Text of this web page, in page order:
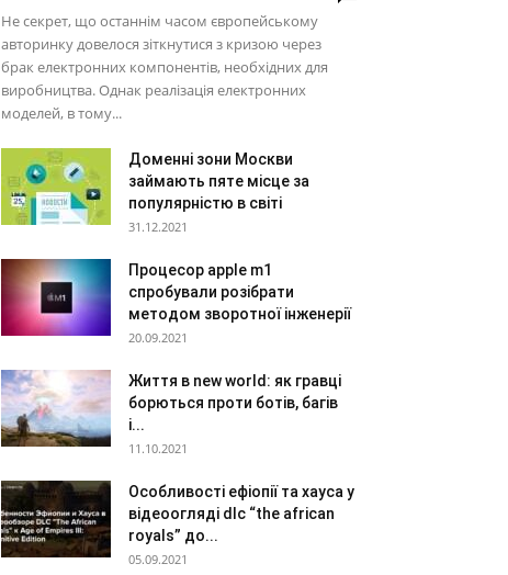
Не секрет, що останнім часом європейському
авторинку довелося зіткнутися з кризою через
брак електронних компонентів, необхідних для
виробництва. Однак реалізація електронних
моделей, в тому...
Доменні зони Москви
займають пяте місце за
популярністю в світі
31.12.2021
Процесор apple m1
спробували розібрати
методом зворотної інженерії
20.09.2021
Життя в new world: як гравці
борються проти ботів, багів
і...
11.10.2021
Особливості ефіопії та хауса у
відеоогляді dlc “the african
royals” до...
05.09.2021